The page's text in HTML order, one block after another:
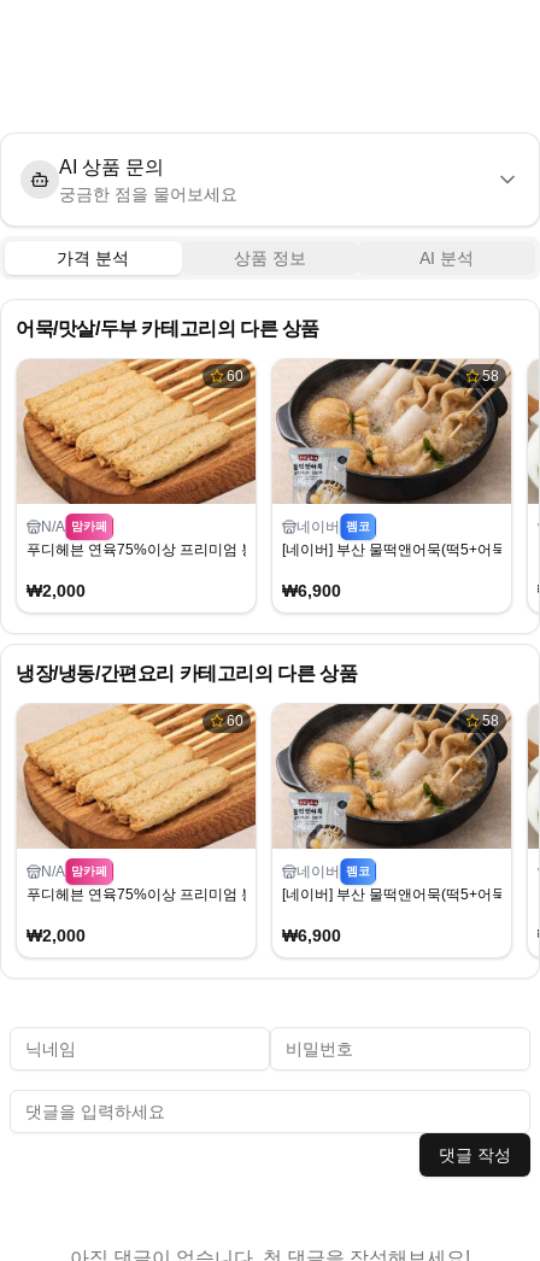
AI 상품 문의
궁금한 점을 물어보세요
가격 분석 상품 정보 AI 분석
어묵/맛살/두부카테고리의 다른 상품
60
N/A 맘카페
푸디헤븐 연육75%이상 프리미엄 봉 꼬치어묵 10개 + 어묵탕소스
₩2,000
58
네이버 펨코
[네이버] 부산 물떡앤어묵(떡5+어묵5+
₩6,900
냉장/냉동/간편요리 카테고리의 다른 상품
60
N/A 맘카페
푸디헤븐 연육75%이상 프리미엄 봉 꼬치어묵 10개 + 어묵탕소스
₩2,000
58
네이버 펨코
[네이버] 부산 물떡앤어묵(떡5+어묵5+
₩6,900
댓글 작성